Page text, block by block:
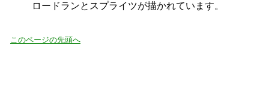
ロードランとスプライツが描かれています。
このページの先頭へ